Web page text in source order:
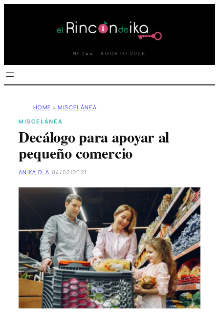
Nº 144 · AGOSTO 2026
HOME » MISCELÁNEA
MISCELÁNEA
Decálogo para apoyar al
pequeño comercio
ANIKA D. A. 04/02/2021